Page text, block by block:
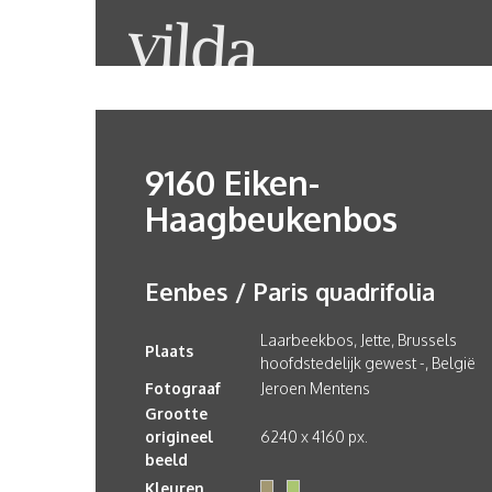
9160 Eiken-
Haagbeukenbos
Eenbes / Paris quadrifolia
Plaats
Laarbeekbos, Jette, Brussels
hoofdstedelijk gewest -, België
Fotograaf
Jeroen Mentens
Grootte
origineel
beeld
6240 x 4160 px.
Kleuren